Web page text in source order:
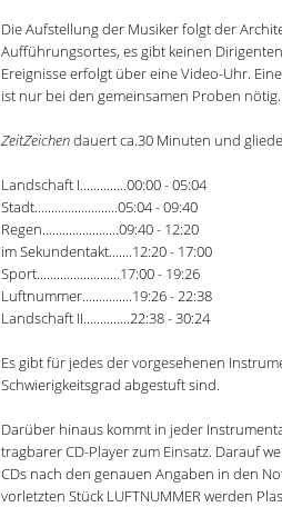
Die Aufstellung der Musiker folgt der
Aufführungsortes, es gibt keinen
Ereignisse erfolgt über eine Video-Uhr.
ist nur bei den gemeinsamen Proben nötig.
ZeitZeichendauert ca.30 Minuten und
Landschaft I..............00:00 - 05:04
Stadt.........................05:04 - 09:40
Regen.......................09:40 - 12:20
im Sekundentakt.......12:20 - 17:00
Sport.........................17:00 - 19:26
Luftnummer...............19:26 - 22:38
Landschaft II..............22:38 - 30:24
Es gibt für jedes der vorgesehenen
Schwierigkeitsgrad abgestuft sind.
Darüber hinaus kommt in jeder
tragbarer CD-Player zum Einsatz. Darauf
CDs nach den genauen Angaben in den
vorletzten Stück LUFTNUMMER werden